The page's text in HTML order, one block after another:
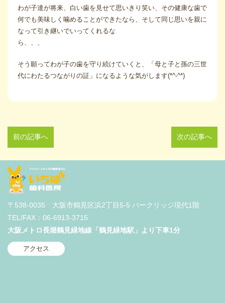
わが子達が将来、白い歯を見せて思いきり笑い、その健康な歯で
何でも美味しく噛めることができたなら、そして同じ思いを親に
なって引き継いでいってくれるな
ら、、、
そう願ってわが子の歯を守り続けていくと、「母と子と孫の三世
代にわたるつながりの証」になるような気がします(*^-^*)
前の記事へ 次の記事へ
〒538-0035 大阪市鶴見区浜2丁目5-5 パークリッジ現代1階
TEL/FAX：06-6913-3715
大阪メトロ長堀鶴見緑地線「鶴見緑地駅」より下車1分
アクセス